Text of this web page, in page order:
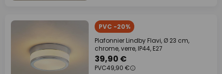
PVC -20%
Plafonnier Lindby Flavi, Ø 23 cm,
chrome, verre, IP44, E27
39,90 €
PVC49,90 €